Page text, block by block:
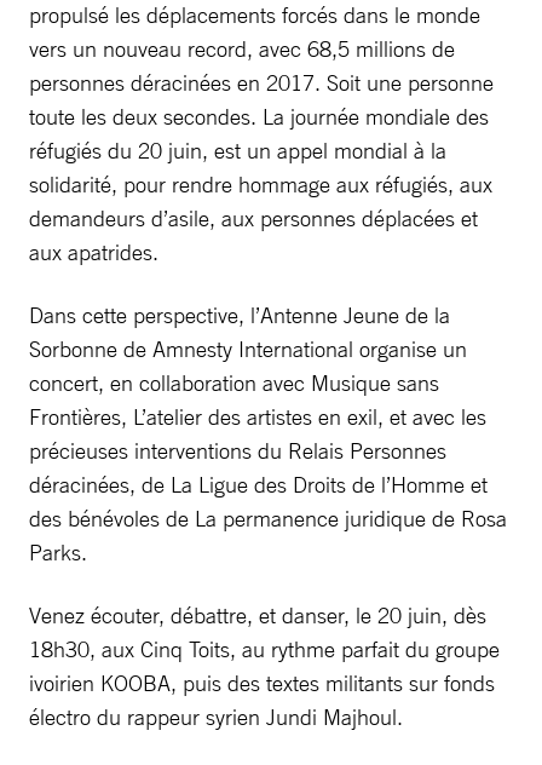
propulsé les déplacements forcés dans le monde
vers un nouveau record, avec 68,5 millions de
personnes déracinées en 2017. Soit une personne
toute les deux secondes. La journée mondiale des
réfugiés du 20 juin, est un appel mondial à la
solidarité, pour rendre hommage aux réfugiés, aux
demandeurs d’asile, aux personnes déplacées et
aux apatrides.
Dans cette perspective, l’Antenne Jeune de la
Sorbonne de Amnesty International organise un
concert, en collaboration avec Musique sans
Frontières, L’atelier des artistes en exil, et avec les
précieuses interventions du Relais Personnes
déracinées, de La Ligue des Droits de l’Homme et
des bénévoles de La permanence juridique de Rosa
Parks.
Venez écouter, débattre, et danser, le 20 juin, dès
18h30, aux Cinq Toits, au rythme parfait du groupe
ivoirien KOOBA, puis des textes militants sur fonds
électro du rappeur syrien Jundi Majhoul.